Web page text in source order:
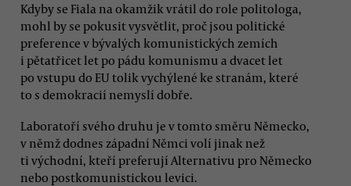
Kdyby se Fiala na okamžik vrátil do role politologa,
mohl by se pokusit vysvětlit, proč jsou politické
preference v bývalých komunistických zemích
i pětatřicet let po pádu komunismu a dvacet let
po vstupu do EU tolik vychýlené ke stranám, které
to s demokracií nemyslí dobře.
Laboratoří svého druhu je v tomto směru Německo,
v němž dodnes západní Němci volí jinak než
ti východní, kteří preferují Alternativu pro Německo
nebo postkomunistickou levici.